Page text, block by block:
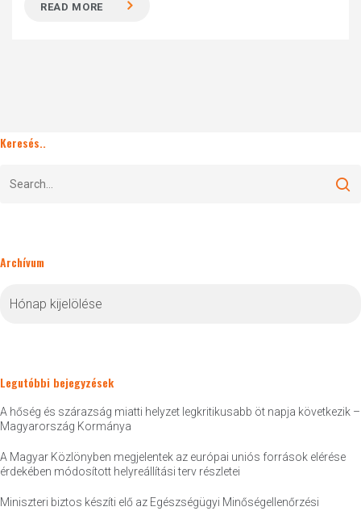
READ MORE
Keresés..
Archívum
Legutóbbi bejegyzések
A hőség és szárazság miatti helyzet legkritikusabb öt napja következik –
Magyarország Kormánya
A Magyar Közlönyben megjelentek az európai uniós források elérése
érdekében módosított helyreállítási terv részletei
Miniszteri biztos készíti elő az Egészségügyi Minőségellenőrzési